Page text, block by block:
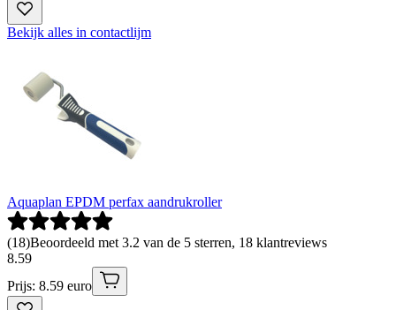
Bekijk alles in contactlijm
Aquaplan EPDM perfax aandrukroller
(18)Beoordeeld met 3.2 van de 5 sterren, 18 klantreviews
8.59
Prijs: 8.59 euro